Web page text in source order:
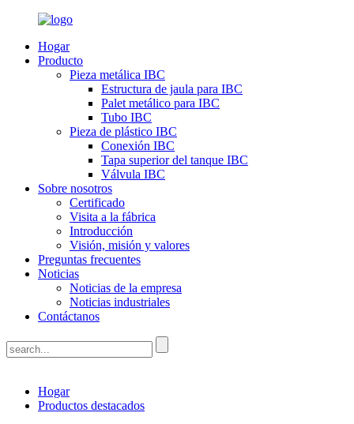
Hogar
Producto
Pieza metálica IBC
Estructura de jaula para IBC
Palet metálico para IBC
Tubo IBC
Pieza de plástico IBC
Conexión IBC
Tapa superior del tanque IBC
Válvula IBC
Sobre nosotros
Certificado
Visita a la fábrica
Introducción
Visión, misión y valores
Preguntas frecuentes
Noticias
Noticias de la empresa
Noticias industriales
Contáctanos
Hogar
Productos destacados